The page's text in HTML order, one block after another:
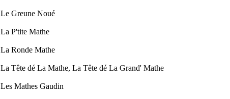
Le Greune Noué
La P'tite Mathe
La Ronde Mathe
La Tête dé La Mathe, La Tête dé La Grand' Mathe
Les Mathes Gaudin